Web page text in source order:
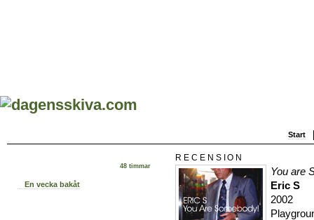
Start
48 timmar
En vecka bakåt
RECENSION
You are
Eric S
2002